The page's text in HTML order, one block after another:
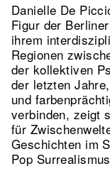
Danielle De
Figur der
ihrem
Regionen
der kollektiven
der letzten
und
verbinden, zeigt
für
Geschichten im
Pop